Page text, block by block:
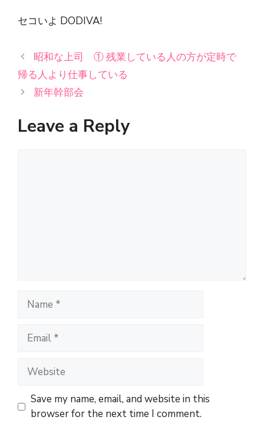
セコいよ DODIVA!
昭和な上司 ① 残業している人の方が定時で
帰る人より仕事している
新年幹部会
Leave a Reply
Name
Email
Website
Save my name, email, and website in this
browser for the next time I comment.